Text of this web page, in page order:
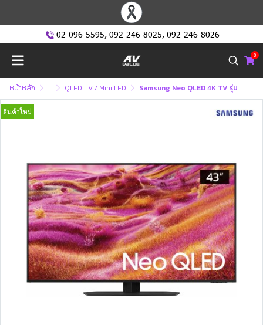
02-096-5595, 092-246-8025, 092-246-8026
0
หน้าหลัก ... QLED TV / Mini LED Samsung Neo QLED 4K TV รุ่น QA43QN90FAKXXT ทีวีขนาด 43 นิ้ว QN90F Series ( 43QN90F , 43QN90 )
สินค้าใหม่